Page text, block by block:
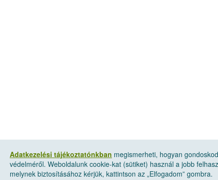
Adatkezelési tájékoztatónkban megismerheti, hogyan
védelméről. Weboldalunk cookie-kat (sütiket) használ a jobb
melynek biztosításához kérjük, kattintson az „Elfogadom” gombra.